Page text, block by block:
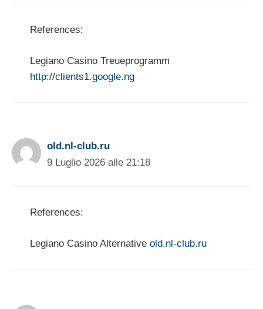
References:
Legiano Casino Treueprogramm
http://clients1.google.ng
old.nl-club.ru
9 Luglio 2026 alle 21:18
References:
Legiano Casino Alternative old.nl-club.ru